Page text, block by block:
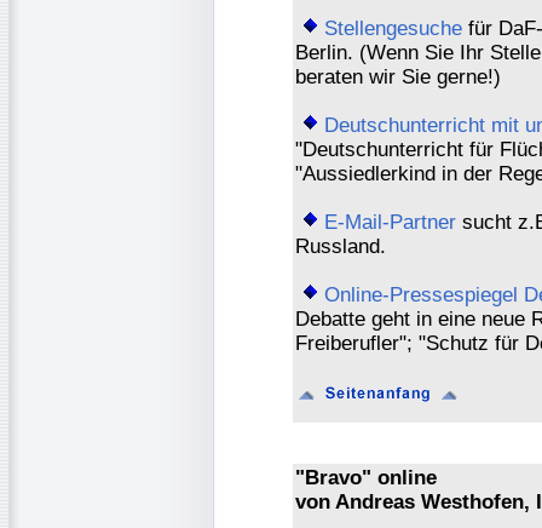
Stellengesuche für
Berlin. (Wenn Sie Ihr
beraten wir Sie gerne!)
Deutschunterricht mit
"Deutschunterricht für
"Aussiedlerkind in der
E-Mail-Partner sucht
Russland.
Online-Pressespiegel
Debatte geht in eine neue
Freiberufler"; "Schutz für
"Bravo" online
von Andreas Westhofen,